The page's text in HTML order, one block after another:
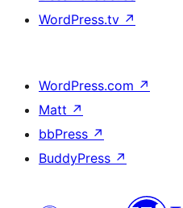
WordPress.tv ↗
WordPress.com ↗
Matt ↗
bbPress ↗
BuddyPress ↗